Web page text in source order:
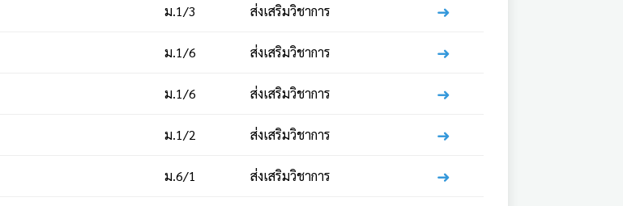
ม.1/3 ส่งเสริมวิชาการ ➜
ม.1/6 ส่งเสริมวิชาการ ➜
ม.1/6 ส่งเสริมวิชาการ ➜
ม.1/2 ส่งเสริมวิชาการ ➜
ม.6/1 ส่งเสริมวิชาการ ➜